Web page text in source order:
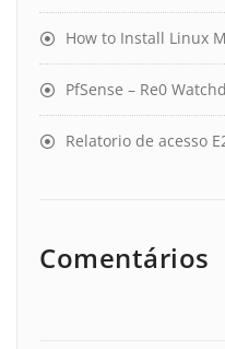
How to Install Linux
PfSense – Re0
Relatorio de acesso
Comentários